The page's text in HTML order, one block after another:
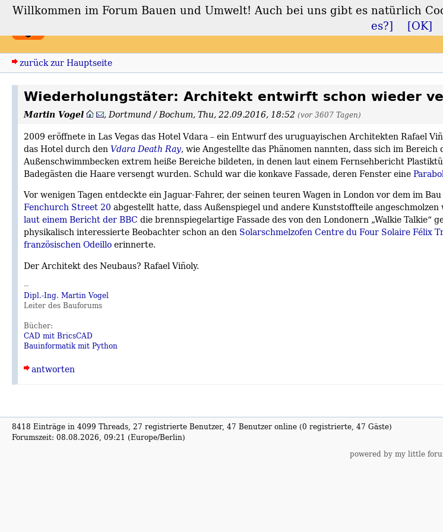
Forum Bauen und Umwelt
zurück zur Hauptseite
Wiederholungstäter: Architekt entwirft schon wieder
Martin Vogel ,Dortmund / Bochum,Thu, 22.09.2016, 18:52 (vor 3607 Tagen)
2009 eröffnete in Las Vegas das Hotel Vdara – ein Entwurf des uruguayischen Architekten Rafael
das Hotel durch denVdara Death Ray, wie Angestellte das Phänomen nannten, dass sich im Bereich
Außenschwimmbecken extrem heiße Bereiche bildeten, in denen laut einem Fernsehbericht
Badegästen die Haare versengt wurden. Schuld war die konkave Fassade, deren Fenster eine
Vor wenigen Tagen entdeckte ein Jaguar-Fahrer, der seinen teuren Wagen in London vor dem im
Fenchurch Street 20 abgestellt hatte, dass Außenspiegel und andere Kunststoffteile
laut einem Bericht der BBC die brennspiegelartige Fassade des von den Londonern „Walkie Talkie“
physikalisch interessierte Beobachter schon an den Solarschmelzofen Centre du Four Solaire Félix
französischen Odeilloerinnerte.
Der Architekt des Neubaus? Rafael Viñoly.
--
Dipl.-Ing. Martin Vogel
Leiter des Bauforums
Bücher:
CAD mit BricsCAD
Bauinformatik mit Python
antworten
8418 Einträge in 4099 Threads, 27 registrierte Benutzer, 47 Benutzer online (0 registrierte, 47 Gäste)
Forumszeit: 08.08.2026, 09:21 (Europe/Berlin)
powered by my little
Willkommen im Forum Bauen und Umwelt! Auch bei uns gibt es natürlich
es?]
[OK]